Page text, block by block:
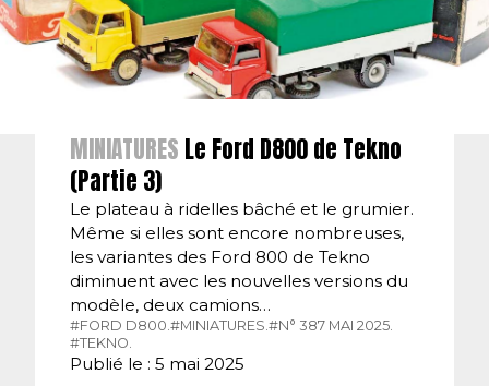
MINIATURES Le Ford D800 de Tekno
(Partie 3)
Le plateau à ridelles bâché et le grumier.
Même si elles sont encore nombreuses,
les variantes des Ford 800 de Tekno
diminuent avec les nouvelles versions du
modèle, deux camions…
#FORD D800.#MINIATURES.#N° 387 MAI 2025.
#TEKNO.
Publié le : 5 mai 2025